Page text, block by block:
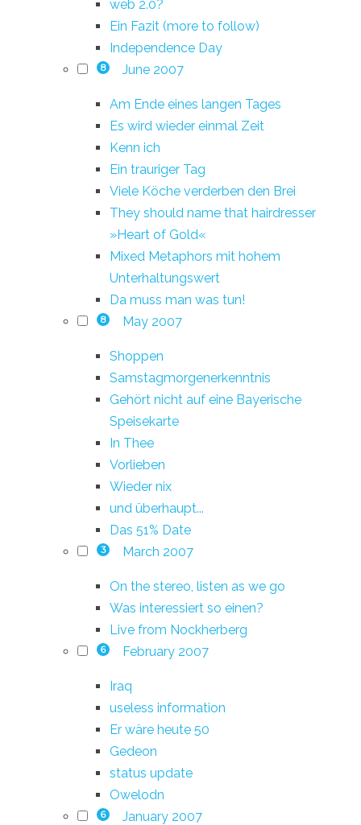
web 2.0?
Ein Fazit (more to follow)
Independence Day
8 June 2007
Am Ende eines langen Tages
Es wird wieder einmal Zeit
Kenn ich
Ein trauriger Tag
Viele Köche verderben den Brei
They should name that hairdresser
»Heart of Gold«
Mixed Metaphors mit hohem
Unterhaltungswert
Da muss man was tun!
8 May 2007
Shoppen
Samstagmorgenerkenntnis
Gehört nicht auf eine Bayerische
Speisekarte
In Thee
Vorlieben
Wieder nix
und überhaupt...
Das 51% Date
3 March 2007
On the stereo, listen as we go
Was interessiert so einen?
Live from Nockherberg
6 February 2007
Iraq
useless information
Er wäre heute 50
Gedeon
status update
Owelodn
6 January 2007